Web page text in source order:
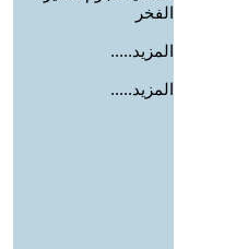
الفخر
المزيد.....
المزيد.....